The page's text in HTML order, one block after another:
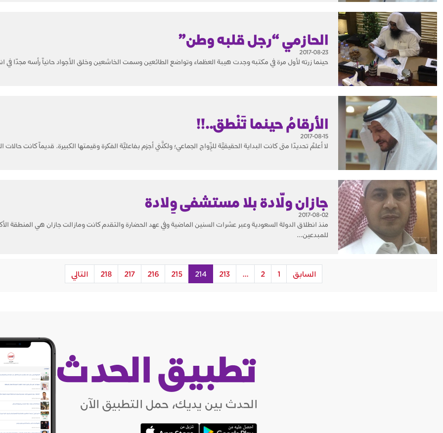
الحازمي “رجل قلبه وطن”
2017-08-23
حينما زرته لأول مرة في مكتبه وجدت هيبة العظماء وتواضع الطائعين وسمت الخاشعين وخلق الأجواد حانياً رأسه مجدّا في
الأرقامُ حينما تَنْطق..!!
2017-08-15
لا أعلمُ تحديدًا متى كانت البداية الحقيقيَّة للزِّواج الجماعي؛ ولكنَّني أجزم بفاعليَّة الفكرة وقيمتها الكبيرة. قديماً كانت حالات
جازان ولّادة بلا مستشفى وِلادة
2017-08-02
منذ انطلاق الدولة السعودية وعبر عشرات السنين الماضية وفي عهد الحضارة والتقدم كانت ومازالت جازان هي المنطقة
للمبدعين...
السابق 1
2
...
213
214
215
216
217
218 التالي
تطبيق الحدث
الحدث بين يديك، حمل التطبيق الآن